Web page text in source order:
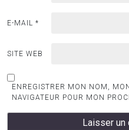
E-MAIL *
SITE WEB
ENREGISTRER MON NOM,
NAVIGATEUR POUR MON